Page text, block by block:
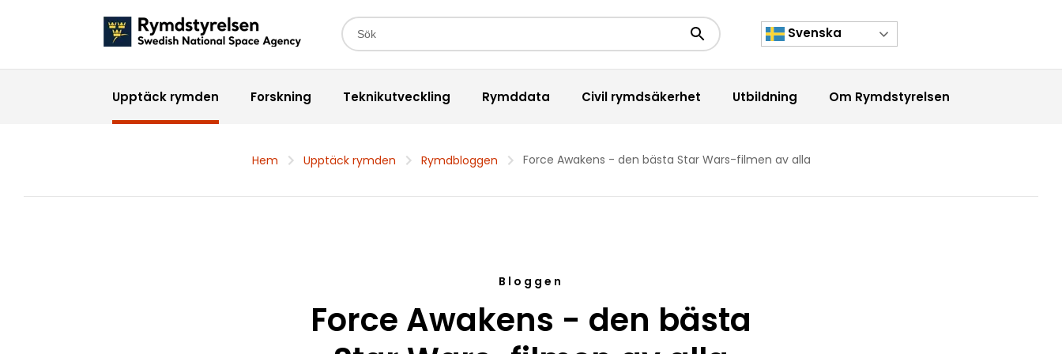
Sökfält
Sökknapp Svenska
Upptäck rymden Forskning Teknikutveckling Rymddata Civil rymdsäkerhet Utbildning Om Rymdstyrelsen
Hem Upptäck rymden Rymdbloggen Force Awakens - den bästa Star Wars-filmen av alla
Bloggen
Force Awakens - den bästa